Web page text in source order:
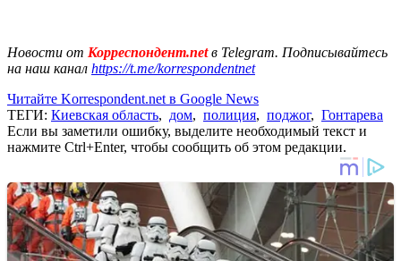
Новости от Корреспондент.netв Telegram. Подписывайтесь
на наш канал https://t.me/korrespondentnet
Читайте Korrespondent.net в Google News
ТЕГИ: Киевская область, дом, полиция, поджог, Гонтарева
Если вы заметили ошибку, выделите необходимый текст и
нажмите Ctrl+Enter, чтобы сообщить об этом редакции.